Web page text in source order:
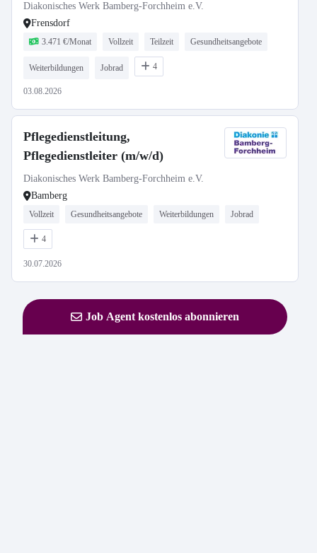
Diakonisches Werk Bamberg-Forchheim e.V.
Frensdorf
3.471 €/Monat Vollzeit Teilzeit Gesundheitsangebote
Weiterbildungen Jobrad 4
03.08.2026
Pflegedienstleitung,
Pflegedienstleiter (m/w/d)
Diakonisches Werk Bamberg-Forchheim e.V.
Bamberg
Vollzeit Gesundheitsangebote Weiterbildungen Jobrad
4
30.07.2026
Job Agent kostenlos abonnieren